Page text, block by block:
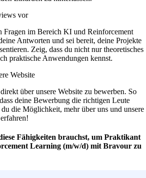
vor
Fragen im Bereich KI und Reinforcement
Antworten und sei bereit, deine Projekte
Zeig, dass du nicht nur theoretisches
praktische Anwendungen kennst.
Website
über unsere Website zu bewerben. So
deine Bewerbung die richtigen Leute
die Möglichkeit, mehr über uns und unsere
Fähigkeiten brauchst, um Praktikant
Learning (m/w/d) mit Bravour zu